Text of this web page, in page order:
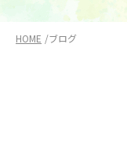
HOME ブログ